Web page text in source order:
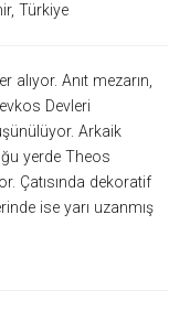
Türkiye
alıyor. Anıt mezarın,
Devleri
Arkaik
yerde Theos
Çatısında dekoratif
ise yarı uzanmış